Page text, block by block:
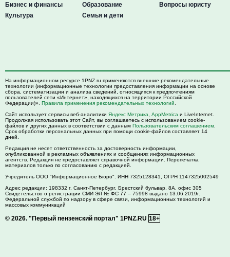
Бизнес и финансы
Культура
Образование
Семья и дети
Вопросы юристу
На информационном ресурсе 1PNZ.ru применяются внешние рекомендательные
технологии (информационные технологии предоставления информации на основе
сбора, систематизации и анализа сведений, относящихся к предпочтениям
пользователей сети «Интернет», находящихся на территории Российской
Федерации)». Правила применения рекомендательных технологий
Сайт использует сервисы веб-аналитики Яндекс Метрика AppMetrica и LiveInternet.
Продолжая использовать этот Сайт, вы соглашаетесь с использованием cookie-
файлов и других данных в соответствии с данным Пользовательским соглашением
Срок обработки персональных данных при помощи cookie-файлов составляет 14
дней.
Редакция не несет ответственность за достоверность информации,
опубликованной в рекламных объявлениях и сообщениях информационных
агентств. Редакция не предоставляет справочной информации. Перепечатка
материалов только по согласованию с редакцией.
Учредитель ООО "Информационное Бюро". ИНН 7325128341, ОГРН 1147325002549
Адрес редакции: 198332 г. Санкт-Петербург, Брестский бульвар, 8А, офис 305
Свидетельство о регистрации СМИ ЭЛ № ФС 77 – 75998 выдано 13.06.2019г.
Федеральной службой по надзору в сфере связи, информационных технологий и
массовых коммуникаций
© 2026. "Первый пензенский портал" 1PNZ.RU 18+